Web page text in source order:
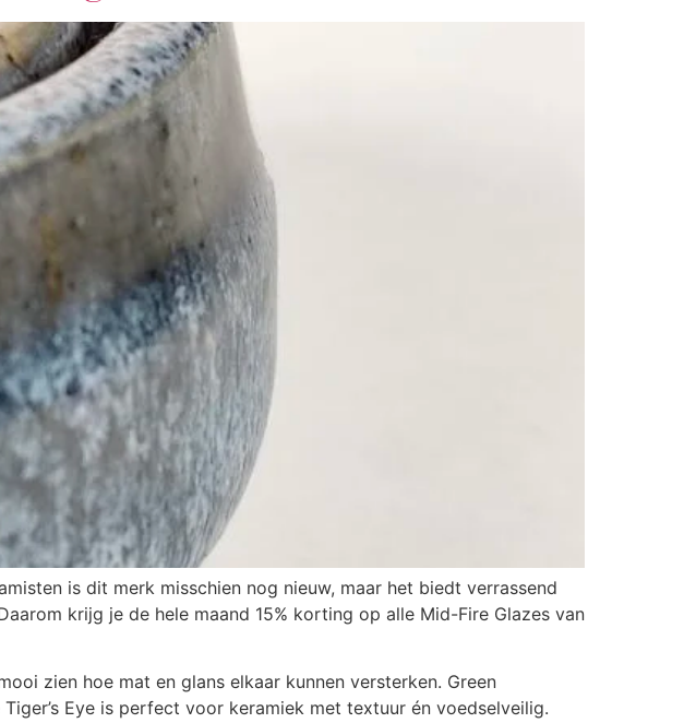
is dit merk misschien nog nieuw, maar het biedt verrassend
krijg je de hele maand 15% korting op alle Mid-Fire Glazes van
zien hoe mat en glans elkaar kunnen versterken. Green
Eye is perfect voor keramiek met textuur én voedselveilig.